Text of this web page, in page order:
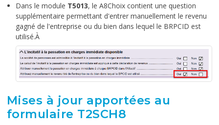
Dans le module T5013, le A8Choix contient une question
supplémentaire permettant d'entrer manuellement le revenu
gagné de l'entreprise ou du bien dans lequel le BRPCID est
utilisé.À
Mises à jour apportées au
formulaire T2SCH8